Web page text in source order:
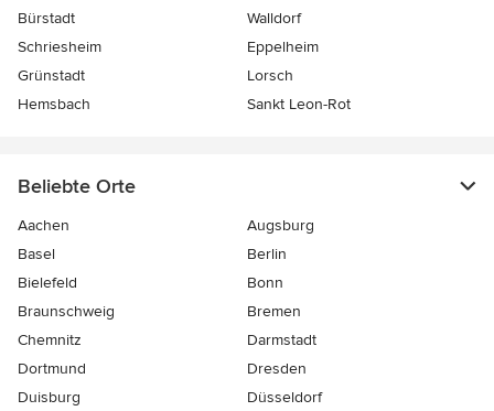
Bürstadt
Walldorf
Schriesheim
Eppelheim
Grünstadt
Lorsch
Hemsbach
Sankt Leon-Rot
Beliebte Orte
Aachen
Augsburg
Basel
Berlin
Bielefeld
Bonn
Braunschweig
Bremen
Chemnitz
Darmstadt
Dortmund
Dresden
Duisburg
Düsseldorf